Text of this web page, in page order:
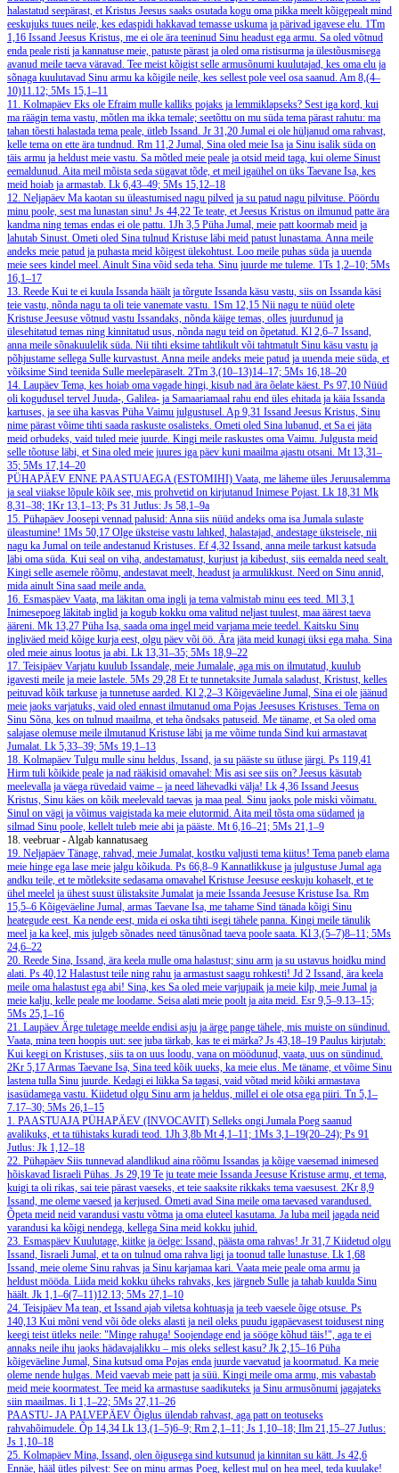
halastatud seepärast, et Kristus Jeesus saaks osutada kogu oma pikka meelt kõigepealt mind
eeskujuks tuues neile, kes edaspidi hakkavad temasse uskuma ja pärivad igavese elu. 1Tm
1,16 Issand Jeesus Kristus, me ei ole ära teeninud Sinu headust ega armu. Sa oled võtnud
enda peale risti ja kannatuse meie, patuste pärast ja oled oma ristisurma ja ülestõusmisega
avanud meile taeva väravad. Tee meist kõigist selle armusõnumi kuulutajad, kes oma elu ja
sõnaga kuulutavad Sinu armu ka kõigile neile, kes sellest pole veel osa saanud. Am 8,(4–
10)11.12; 5Ms 15,1–11
11. Kolmapäev Eks ole Efraim mulle kalliks pojaks ja lemmiklapseks? Sest iga kord, kui
ma räägin tema vastu, mõtlen ma ikka temale; seetõttu on mu süda tema pärast rahutu: ma
tahan tõesti halastada tema peale, ütleb Issand. Jr 31,20 Jumal ei ole hüljanud oma rahvast,
kelle tema on ette ära tundnud. Rm 11,2 Jumal, Sina oled meie Isa ja Sinu isalik süda on
täis armu ja heldust meie vastu. Sa mõtled meie peale ja otsid meid taga, kui oleme Sinust
eemaldunud. Aita meil mõista seda sügavat tõde, et meil igaühel on üks Taevane Isa, kes
meid hoiab ja armastab. Lk 6,43–49; 5Ms 15,12–18
12. Neljapäev Ma kaotan su üleastumised nagu pilved ja su patud nagu pilvituse. Pöördu
minu poole, sest ma lunastan sinu! Js 44,22 Te teate, et Jeesus Kristus on ilmunud patte ära
kandma ning temas endas ei ole pattu. 1Jh 3,5 Püha Jumal, meie patt koormab meid ja
lahutab Sinust. Ometi oled Sina tulnud Kristuse läbi meid patust lunastama. Anna meile
andeks meie patud ja puhasta meid kõigest ülekohtust. Loo meile puhas süda ja uuenda
meie sees kindel meel. Ainult Sina võid seda teha. Sinu juurde me tuleme. 1Ts 1,2–10; 5Ms
16,1–17
13. Reede Kui te ei kuula Issanda häält ja tõrgute Issanda käsu vastu, siis on Issanda käsi
teie vastu, nõnda nagu ta oli teie vanemate vastu. 1Sm 12,15 Nii nagu te nüüd olete
Kristuse Jeesuse võtnud vastu Issandaks, nõnda käige temas, olles juurdunud ja
ülesehitatud temas ning kinnitatud usus, nõnda nagu teid on õpetatud. Kl 2,6–7 Issand,
anna meile sõnakuulelik süda. Nii tihti eksime tahtlikult või tahtmatult Sinu käsu vastu ja
põhjustame sellega Sulle kurvastust. Anna meile andeks meie patud ja uuenda meie süda, et
võiksime Sind teenida Sulle meelepäraselt. 2Tm 3,(10–13)14–17; 5Ms 16,18–20
14. Laupäev Tema, kes hoiab oma vagade hingi, kisub nad ära õelate käest. Ps 97,10 Nüüd
oli kogudusel tervel Juuda-, Galilea- ja Samaariamaal rahu end üles ehitada ja käia Issanda
kartuses, ja see üha kasvas Püha Vaimu julgustusel. Ap 9,31 Issand Jeesus Kristus, Sinu
nime pärast võime tihti saada raskuste osalisteks. Ometi oled Sina lubanud, et Sa ei jäta
meid orbudeks, vaid tuled meie juurde. Kingi meile raskustes oma Vaimu. Julgusta meid
selle tõotuse läbi, et Sina oled meie juures iga päev kuni maailma ajastu otsani. Mt 13,31–
35; 5Ms 17,14–20
PÜHAPÄEV ENNE PAASTUAEGA (ESTOMIHI) Vaata, me läheme üles Jeruusalemma
ja seal viiakse lõpule kõik see, mis prohvetid on kirjutanud Inimese Pojast. Lk 18,31 Mk
8,31–38; 1Kr 13,1–13; Ps 31 Jutlus: Js 58,1–9a
15. Pühapäev Joosepi vennad palusid: Anna siis nüüd andeks oma isa Jumala sulaste
üleastumine! 1Ms 50,17 Olge üksteise vastu lahked, halastajad, andestage üksteisele, nii
nagu ka Jumal on teile andestanud Kristuses. Ef 4,32 Issand, anna meile tarkust katsuda
läbi oma süda. Kui seal on viha, andestamatust, kurjust ja kibedust, siis eemalda need sealt.
Kingi selle asemele rõõmu, andestavat meelt, headust ja armulikkust. Need on Sinu annid,
mida ainult Sina saad meile anda.
16. Esmaspäev Vaata, ma läkitan oma ingli ja tema valmistab minu ees teed. Ml 3,1
Inimesepoeg läkitab inglid ja kogub kokku oma valitud neljast tuulest, maa äärest taeva
ääreni. Mk 13,27 Püha Isa, saada oma ingel meid varjama meie teedel. Kaitsku Sinu
ingliväed meid kõige kurja eest, olgu päev või öö. Ära jäta meid kunagi üksi ega maha. Sina
oled meie ainus lootus ja abi. Lk 13,31–35; 5Ms 18,9–22
17. Teisipäev Varjatu kuulub Issandale, meie Jumalale, aga mis on ilmutatud, kuulub
igavesti meile ja meie lastele. 5Ms 29,28 Et te tunnetaksite Jumala saladust, Kristust, kelles
peituvad kõik tarkuse ja tunnetuse aarded. Kl 2,2–3 Kõigeväeline Jumal, Sina ei ole jäänud
meie jaoks varjatuks, vaid oled ennast ilmutanud oma Pojas Jeesuses Kristuses. Tema on
Sinu Sõna, kes on tulnud maailma, et teha õndsaks patuseid. Me täname, et Sa oled oma
salajase olemuse meile ilmutanud Kristuse läbi ja me võime tunda Sind kui armastavat
Jumalat. Lk 5,33–39; 5Ms 19,1–13
18. Kolmapäev Tulgu mulle sinu heldus, Issand, ja su pääste su ütluse järgi. Ps 119,41
Hirm tuli kõikide peale ja nad rääkisid omavahel: Mis asi see siis on? Jeesus käsutab
meelevalla ja väega rüvedaid vaime – ja need lähevadki välja! Lk 4,36 Issand Jeesus
Kristus, Sinu käes on kõik meelevald taevas ja maa peal. Sinu jaoks pole miski võimatu.
Sinul on vägi ja võimus vaigistada ka meie elutormid. Aita meil tõsta oma südamed ja
silmad Sinu poole, kellelt tuleb meie abi ja pääste. Mt 6,16–21; 5Ms 21,1–9
18. veebruar - Algab kannatusaeg
19. Neljapäev Tänage, rahvad, meie Jumalat, kostku valjusti tema kiitus! Tema paneb elama
meie hinge ega lase meie jalgu kõikuda. Ps 66,8–9 Kannatlikkuse ja julgustuse Jumal aga
andku teile, et te mõtleksite sedasama omavahel Kristuse Jeesuse eeskuju kohaselt, et te
ühel meelel ja ühest suust ülistaksite Jumalat ja meie Issanda Jeesuse Kristuse Isa. Rm
15,5–6 Kõigeväeline Jumal, armas Taevane Isa, me tahame Sind tänada kõigi Sinu
heategude eest. Ka nende eest, mida ei oska tihti isegi tähele panna. Kingi meile tänulik
meel ja ka keel, mis julgeb sõnades need tänusõnad taeva poole saata. Kl 3,(5–7)8–11; 5Ms
24,6–22
20. Reede Sina, Issand, ära keela mulle oma halastust; sinu arm ja su ustavus hoidku mind
alati. Ps 40,12 Halastust teile ning rahu ja armastust saagu rohkesti! Jd 2 Issand, ära keela
meile oma halastust ega abi! Sina, kes Sa oled meie varjupaik ja meie kilp, meie Jumal ja
meie kalju, kelle peale me loodame. Seisa alati meie poolt ja aita meid. Esr 9,5–9.13–15;
5Ms 25,1–16
21. Laupäev Ärge tuletage meelde endisi asju ja ärge pange tähele, mis muiste on sündinud.
Vaata, mina teen hoopis uut: see juba tärkab, kas te ei märka? Js 43,18–19 Paulus kirjutab:
Kui keegi on Kristuses, siis ta on uus loodu, vana on möödunud, vaata, uus on sündinud.
2Kr 5,17Armas Taevane Isa, Sina teed kõik uueks, ka meie elus. Me täname, et võime Sinu
lastena tulla Sinu juurde. Kedagi ei lükka Sa tagasi, vaid võtad meid kõiki armastava
isasüdamega vastu. Kiidetud olgu Sinu arm ja heldus, millel ei ole otsa ega piiri. Tn 5,1–
7.17–30; 5Ms 26,1–15
1. PAASTUAJA PÜHAPÄEV (INVOCAVIT) Selleks ongi Jumala Poeg saanud
avalikuks, et ta tühistaks kuradi teod. 1Jh 3,8b Mt 4,1–11; 1Ms 3,1–19(20–24); Ps 91
Jutlus: Jk 1,12–18
22. Pühapäev Siis tunnevad alandlikud aina rõõmu Issandas ja kõige vaesemad inimesed
hõiskavad Iisraeli Pühas. Js 29,19 Te ju teate meie Issanda Jeesuse Kristuse armu, et tema,
kuigi ta oli rikas, sai teie pärast vaeseks, et teie saaksite rikkaks tema vaesusest. 2Kr 8,9
Issand, me oleme vaesed ja kerjused. Ometi avad Sina meile oma taevased varandused.
Õpeta meid neid varandusi vastu võtma ja oma eluteel kasutama. Ja luba meil jagada neid
varandusi ka kõigi nendega, kellega Sina meid kokku juhid.
23. Esmaspäev Kuulutage, kiitke ja öelge: Issand, päästa oma rahvas! Jr 31,7 Kiidetud olgu
Issand, Iisraeli Jumal, et ta on tulnud oma rahva ligi ja toonud talle lunastuse. Lk 1,68
Issand, meie oleme Sinu rahvas ja Sinu karjamaa kari. Vaata meie peale oma armu ja
heldust mööda. Liida meid kokku üheks rahvaks, kes järgneb Sulle ja tahab kuulda Sinu
häält. Jk 1,1–6(7–11)12.13; 5Ms 27,1–10
24. Teisipäev Ma tean, et Issand ajab viletsa kohtuasja ja teeb vaesele õige otsuse. Ps
140,13 Kui mõni vend või õde oleks alasti ja neil oleks puudu igapäevasest toidusest ning
keegi teist ütleks neile: "Minge rahuga! Soojendage end ja sööge kõhud täis!", aga te ei
annaks neile ihu jaoks hädavajalikku – mis oleks sellest kasu? Jk 2,15–16 Püha
kõigeväeline Jumal, Sina kutsud oma Pojas enda juurde vaevatud ja koormatud. Ka meie
oleme nende hulgas. Meid vaevab meie patt ja süü. Kingi meile oma armu, mis vabastab
meid meie koormatest. Tee meid ka armastuse saadikuteks ja Sinu armusõnumi jagajateks
siin maailmas. Ii 1,1–22; 5Ms 27,11–26
PAASTU- JA PALVEPÄEV Õiglus ülendab rahvast, aga patt on teotuseks
rahvahõimudele. Õp 14,34 Lk 13,(1–5)6–9; Rm 2,1–11; Js 1,10–18; Ilm 21,15–27 Jutlus:
Js 1,10–18
25. Kolmapäev Mina, Issand, olen õigusega sind kutsunud ja kinnitan su kätt. Js 42,6
Ennäe, hääl ütles pilvest: See on minu armas Poeg, kellest mul on hea meel, teda kuulake!